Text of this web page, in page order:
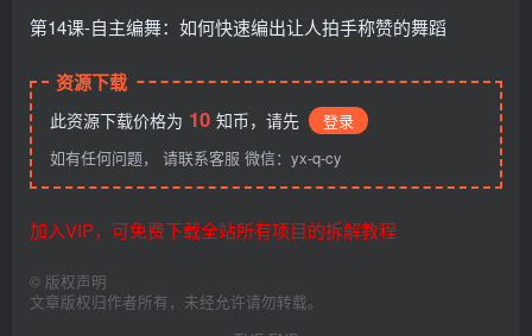
第14课-自主编舞：如何快速编出让人拍手称赞的舞蹈
资源下载
此资源下载价格为 10 知币，请先
登录
如有任何问题， 请联系客服 微信：yx-q-cy
加入VIP，可免费下载全站所有项目的拆解教程
© 版权声明
文章版权归作者所有，未经允许请勿转载。